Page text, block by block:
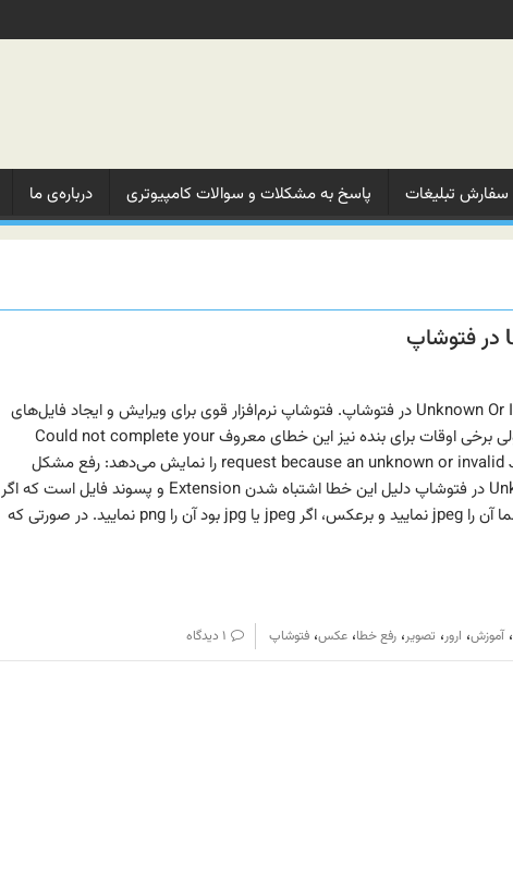
سفارش‌ تبلیغات‌ پاسخ به مشکلات‌ و‌ سوالات‌ کامپیوتری درباره‌ی ما‌
رفع مشکل Unknown Or Invalid Marker در فتوشاپ. فتوشاپ نرم‌افزار قوی برای ویرایش و ایجاد فایل‌های
تصویری و عکس می‌باشد ولی برخی اوقات برای بنده نیز این خطای معروف Could not complete your
request because an unknown or invalid JPEG marker type found را نمایش می‌دهد: رفع مشکل
Unknown Or Invalid Marker در فتوشاپ دلیل این خطا اشتباه شدن Extension و پسوند فایل است که اگر
انتهای فایل png می‌باشد شما آن را jpeg نمایید و برعکس، اگر jpeg‌ یا jpg بود آن را png‌ نمایید. در صورتی که
،آموزش، ارور، تصویر، رفع خطا، عکس، فتوشاپ ۱ دیدگاه